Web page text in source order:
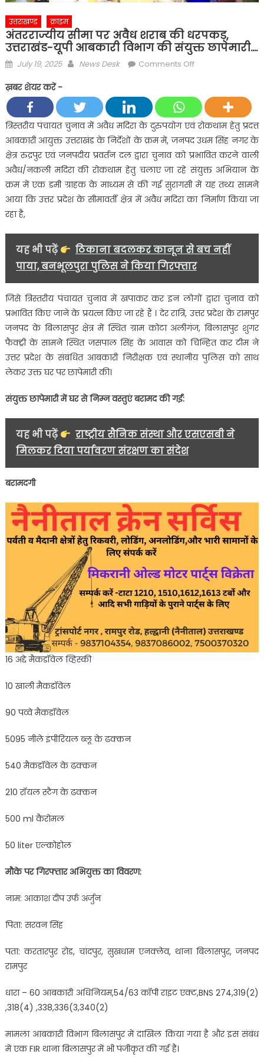
उत्तराखण्ड क्राइम
अंतरराज्यीय सीमा पर अवैध शराब की धरपकड़,
उत्तराखंड-यूपी आबकारी विभाग की संयुक्त छापेमारी….
Posted
July 19, 2025 Author
News Desk Comments Offon
पर
अवैध
शराब
की
धरपकड़,
उत्तराखंड-
यूपी
आबकारी
छापेमारी….
ख़बर शेयर करें -
त्रिस्तरीय पंचायत चुनाव में अवैध मदिरा के दुरुपयोग एवं रोकथाम हेतु प्रदत्त
आबकारी आयुक्त उत्तराखंड के निर्देशों के क्रम में, जनपद उधम सिंह नगर के
क्षेत्र रुद्रपुर एवं जनपदीय प्रवर्तन दल द्वारा चुनाव को प्रभावित करने वाली
अवैध/नकली मदिरा की रोकथाम हेतु चलाए जा रहे संयुक्त अभियान के
क्रम में एक डमी ग्राहक के माध्यम से की गई सुरागसी में यह तथ्य सामने
आया कि उत्तर प्रदेश के सीमावर्ती क्षेत्र में अवैध मदिरा का निर्माण किया जा
रहा है,
यह भी पढ़ें
ठिकाना बदलकर कानून से बच नहीं
पाया, बनभूलपुरा पुलिस ने किया गिरफ्तार
जिसे त्रिस्तरीय पंचायत चुनाव में खपाकर कर इन लोगों द्वारा चुनाव को
प्रभावित किए जाने के प्रयत्न किए जा रहे हैं । देर रात्रि, उत्तर प्रदेश के रामपुर
जनपद के बिलासपुर क्षेत्र में स्थित ग्राम कोटा अलीगंज, बिलासपुर शुगर
फैक्ट्री के सामने स्थित जसपाल सिंह के आवास को चिन्हित कर टीम ने
उत्तर प्रदेश के संबंधित आबकारी निरीक्षक एवं स्थानीय पुलिस को साथ
लेकर उक्त घर पर छापेमारी की।
संयुक्त छापेमारी में घर से निम्न वस्तुएं बरामद की गईं:
यह भी पढ़ें
राष्ट्रीय सैनिक संस्था और एसएसबी ने
मिलकर दिया पर्यावरण संरक्षण का संदेश
बरामदगी
16 अद्दे मैकडॉवेल व्हिस्की
10 खाली मैकडॉवेल
90 पव्वे मैकडॉवेल
5095 नीले इंपीरियल ब्लू के ढक्कन
540 मैकडॉवेल के ढक्कन
210 रॉयल स्टैग के ढक्कन
500 ml कैरोमल
50 liter एल्कोहोल
मौके पर गिरफ्तार अभियुक्त का विवरण:
नाम: आकाश दीप उर्फ अर्जुन
पिता: सरवन सिंह
पता: करतारपुर रोड, चांदपुर, सुखधाम एनक्लेव, थाना बिलासपुर, जनपद
रामपुर
धारा – 60 आबकारी अधिनियम,54/63 कॉपी राइट एक्ट,BNS 274,319(2)
,318(4) ,338,336(3,340(2)
मामला आबकारी विभाग बिलासपुर में दाखिल किया गया है और इस संबंध
में एक FIR थाना बिलासपुर में भी पंजीकृत की गई है।